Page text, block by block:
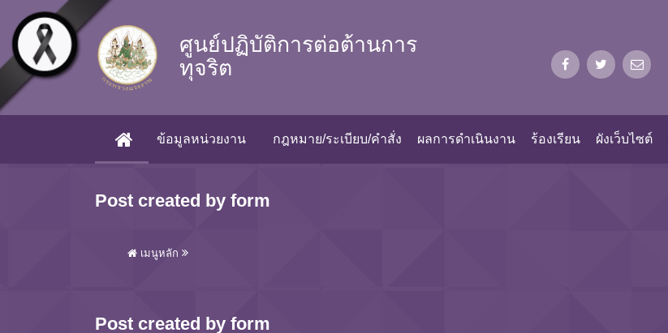
Skip to main content
ศูนย์ปฏิบัติการต่อต้านการ
ทุจริต
(CURRENT)
ข้อมูลหน่วยงาน กฎหมาย/ระเบียบ/คำสั่ง ผลการดำเนินงาน ร้องเรียน ผังเว็บไซต์
Post created by form
เมนูหลัก
Post created by form